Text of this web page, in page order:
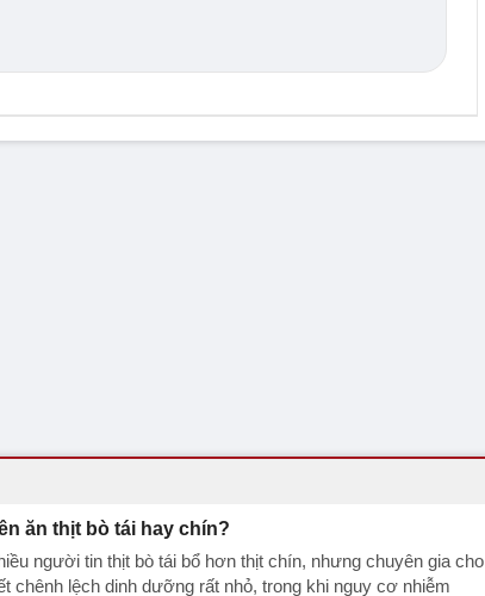
ăn thịt bò tái hay chín?
người tin thịt bò tái bổ hơn thịt chín, nhưng chuyên gia cho
chênh lệch dinh dưỡng rất nhỏ, trong khi nguy cơ nhiễm